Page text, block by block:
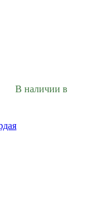
В наличии в